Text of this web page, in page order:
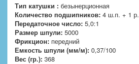
Тип катушки : безынерционная
Количество подшипников: 4 ш.п. + 1 р.
Передаточное число: 5,0:1
Размер шпули: 5000
Фрикцион: передний
Емкость шпули (мм/м): 0,37/100
Вес (гр.): 368